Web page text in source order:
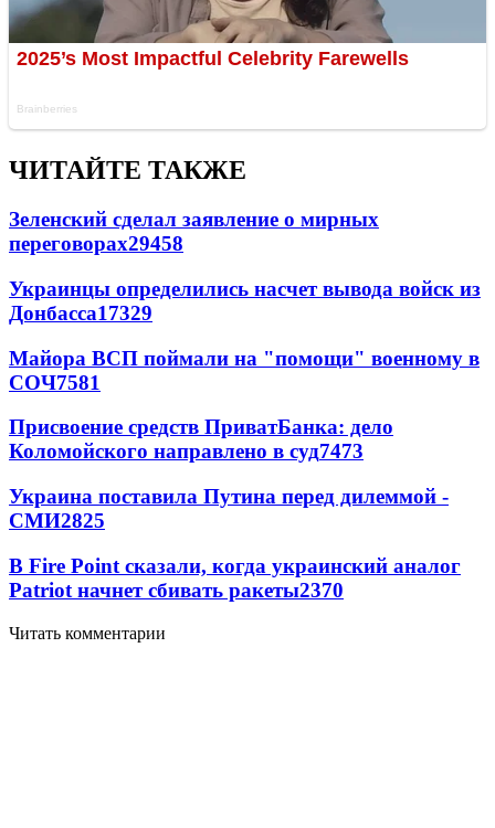
ЧИТАЙТЕ ТАКЖЕ
Зеленский сделал заявление о мирных
переговорах29458
Украинцы определились насчет вывода войск из
Донбасса17329
Майора ВСП поймали на "помощи" военному в
СОЧ7581
Присвоение средств ПриватБанка: дело
Коломойского направлено в суд7473
Украина поставила Путина перед дилеммой -
СМИ2825
В Fire Point сказали, когда украинский аналог
Patriot начнет сбивать ракеты2370
Читать комментарии